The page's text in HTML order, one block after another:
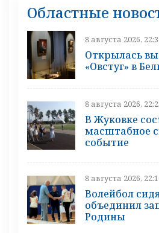
Областные
8 августа 2026,
Открылась
«Овстуг» в
8 августа 2026,
В Жуковке
масштабное
событие
8 августа 2026,
Волейбол
объединил
Родины